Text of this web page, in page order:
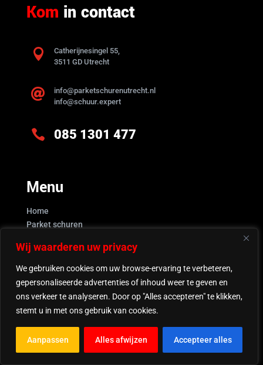
Wij waarderen uw privacy
We gebruiken cookies om uw browse-ervaring te verbeteren,
gepersonaliseerde advertenties of inhoud weer te geven en
ons verkeer te analyseren. Door op "Alles accepteren" te klikken,
stemt u in met ons gebruik van cookies.
Aanpassen Alles afwijzen Accepteer alles
Kom in contact

Catherijnesingel 55,
3511 GD Utrecht

info@parketschurenutrecht.nl
info@schuur.expert
 085 1301 477
Menu
Home
Parket schuren
Geleverd werk
Contact
Expertise